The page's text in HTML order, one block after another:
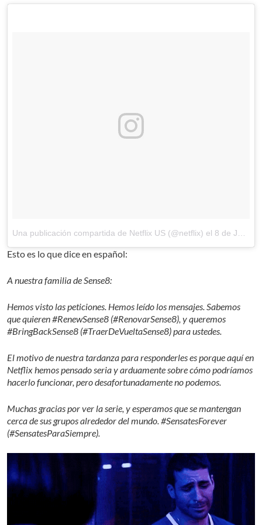
Una publicación compartida de Netflix US (@netflix) el 8 de Jun de 2017 a la(s) 5:27 PDT
Esto es lo que dice en español:
A nuestra familia de Sense8:
Hemos visto las peticiones. Hemos leído los mensajes. Sabemos
que quieren #RenewSense8 (#RenovarSense8), y queremos
#BringBackSense8 (#TraerDeVueltaSense8) para ustedes.
El motivo de nuestra tardanza para responderles es porque aquí en
Netflix hemos pensado seria y arduamente sobre cómo podríamos
hacerlo funcionar, pero desafortunadamente no podemos.
Muchas gracias por ver la serie, y esperamos que se mantengan
cerca de sus grupos alrededor del mundo. #SensatesForever
(#SensatesParaSiempre).